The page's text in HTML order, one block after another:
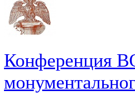
Конференция